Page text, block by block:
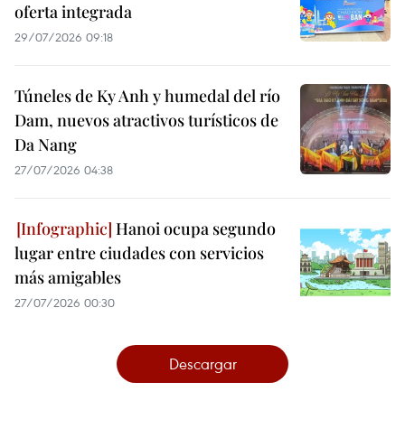
oferta integrada
29/07/2026 09:18
Túneles de Ky Anh y humedal del río
Dam, nuevos atractivos turísticos de
Da Nang
27/07/2026 04:38
Hanoi ocupa segundo
lugar entre ciudades con servicios
más amigables
27/07/2026 00:30
Descargar